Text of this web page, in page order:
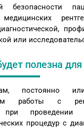
безопасности
или
полезна для
постоянно
работы с
при проведении
процедур с